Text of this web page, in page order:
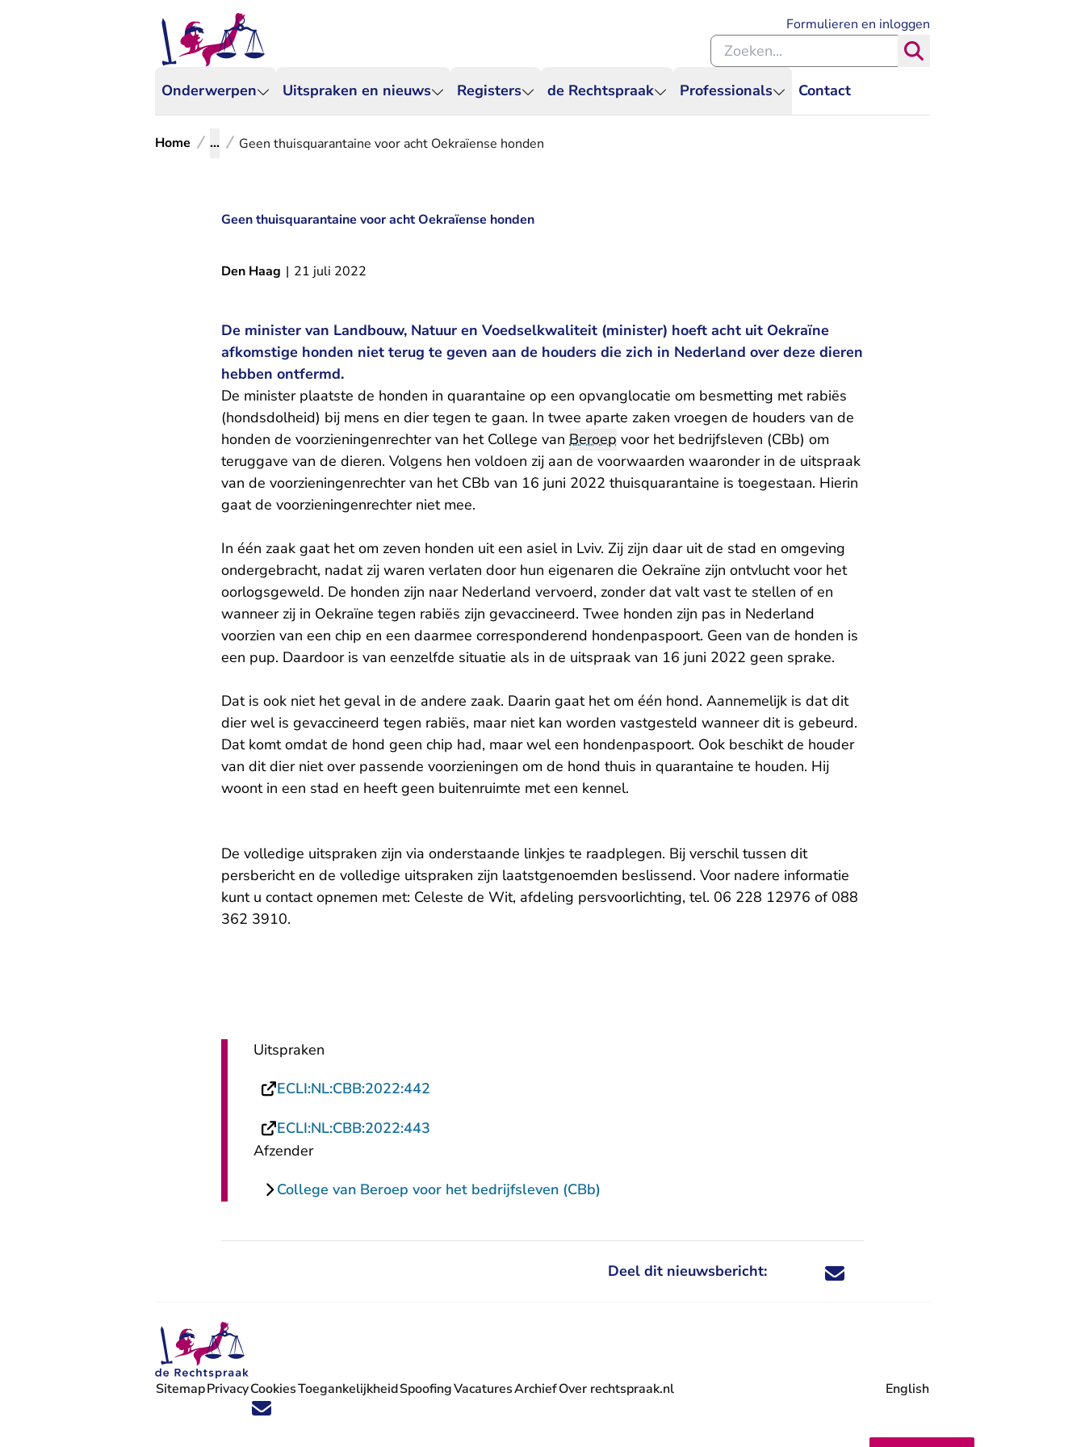
Onderwerpen Uitspraken en nieuws Registers de Rechtspraak Professionals Contact
Formulieren en inloggen
Zoeken binnen de Rechtspraak
Home ... Geen thuisquarantaine voor acht Oekraïense honden
Geen thuisquarantaine voor acht Oekraïense honden
Den Haag | 21 juli 2022
De minister van Landbouw, Natuur en Voedselkwaliteit (minister) hoeft acht uit Oekraïne
afkomstige honden niet terug te geven aan de houders die zich in Nederland over deze dieren
hebben ontfermd.
De minister plaatste de honden in quarantaine op een opvanglocatie om besmetting met rabiës
(hondsdolheid) bij mens en dier tegen te gaan. In twee aparte zaken vroegen de houders van de
honden de voorzieningenrechter van het College van Beroep voor het bedrijfsleven (CBb) om
teruggave van de dieren. Volgens hen voldoen zij aan de voorwaarden waaronder in de uitspraak- U verlaat Rechtspraak.nl
van de voorzieningenrechter van het CBb van 16 juni 2022 thuisquarantaine is toegestaan. Hierin
gaat de voorzieningenrechter niet mee.
In één zaak gaat het om zeven honden uit een asiel in Lviv. Zij zijn daar uit de stad en omgeving
ondergebracht, nadat zij waren verlaten door hun eigenaren die Oekraïne zijn ontvlucht voor het
oorlogsgeweld. De honden zijn naar Nederland vervoerd, zonder dat valt vast te stellen of en
wanneer zij in Oekraïne tegen rabiës zijn gevaccineerd. Twee honden zijn pas in Nederland
voorzien van een chip en een daarmee corresponderend hondenpaspoort. Geen van de honden is
een pup. Daardoor is van eenzelfde situatie als in de uitspraak van 16 juni 2022 geen sprake.
Dat is ook niet het geval in de andere zaak. Daarin gaat het om één hond. Aannemelijk is dat dit
dier wel is gevaccineerd tegen rabiës, maar niet kan worden vastgesteld wanneer dit is gebeurd.
Dat komt omdat de hond geen chip had, maar wel een hondenpaspoort. Ook beschikt de houder
van dit dier niet over passende voorzieningen om de hond thuis in quarantaine te houden. Hij
woont in een stad en heeft geen buitenruimte met een kennel.
De volledige uitspraken zijn via onderstaande linkjes te raadplegen. Bij verschil tussen dit
persbericht en de volledige uitspraken zijn laatstgenoemden beslissend. Voor nadere informatie
kunt u contact opnemen met: Celeste de Wit, afdeling persvoorlichting, tel. 06 228 12976 of 088
362 3910.
Uitspraken
ECLI:NL:CBB:2022:442
ECLI:NL:CBB:2022:443
Afzender
College van Beroep voor het bedrijfsleven (CBb)
Deel dit nieuwsbericht: Deel dit nieuwsbericht via X - U verlaat
Deel dit nieuwsbericht via Facebook - U
Deel dit nieuwsbericht via e-mail
Deel dit nieuwsbericht via LinkedIn - U
Volg ons op X (Twitter) - U verlaat Rechtspraak.nl
Volg ons op Facebook - U verlaat Rechtspraak.nl
Volg ons op Instagram - U verlaat Rechtspraak.nl
Volg ons op Youtube - U verlaat Rechtspraak.nl
Volg ons op LinkedIn - U verlaat Rechtspraak.nl
'Blijf op de hoogte' nieuwsbrief - U verlaat Rechtspraak.nl
SitemapPrivacyCookiesToegankelijkheidSpoofingVacatures
- U verlaat Rechtspraak.nl
ArchiefOver rechtspraak.nl English